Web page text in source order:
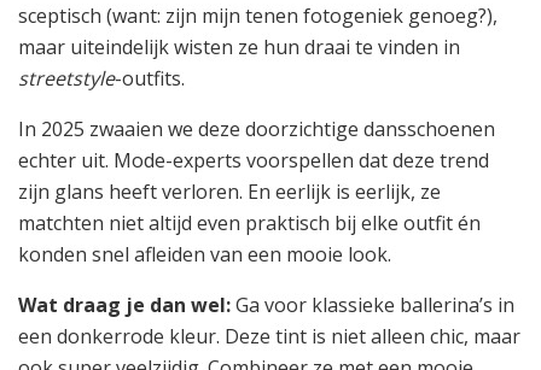
sceptisch (want: zijn mijn tenen fotogeniek genoeg?),
maar uiteindelijk wisten ze hun draai te vinden in
streetstyle-outfits.
In 2025 zwaaien we deze doorzichtige dansschoenen
echter uit. Mode-experts voorspellen dat deze trend
zijn glans heeft verloren. En eerlijk is eerlijk, ze
matchten niet altijd even praktisch bij elke outfit én
konden snel afleiden van een mooie look.
Wat draag je dan wel:Ga voor klassieke ballerina’s in
een donkerrode kleur. Deze tint is niet alleen chic, maar